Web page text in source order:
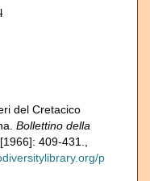
del Cretacico
Bollettino della
409-431.
p